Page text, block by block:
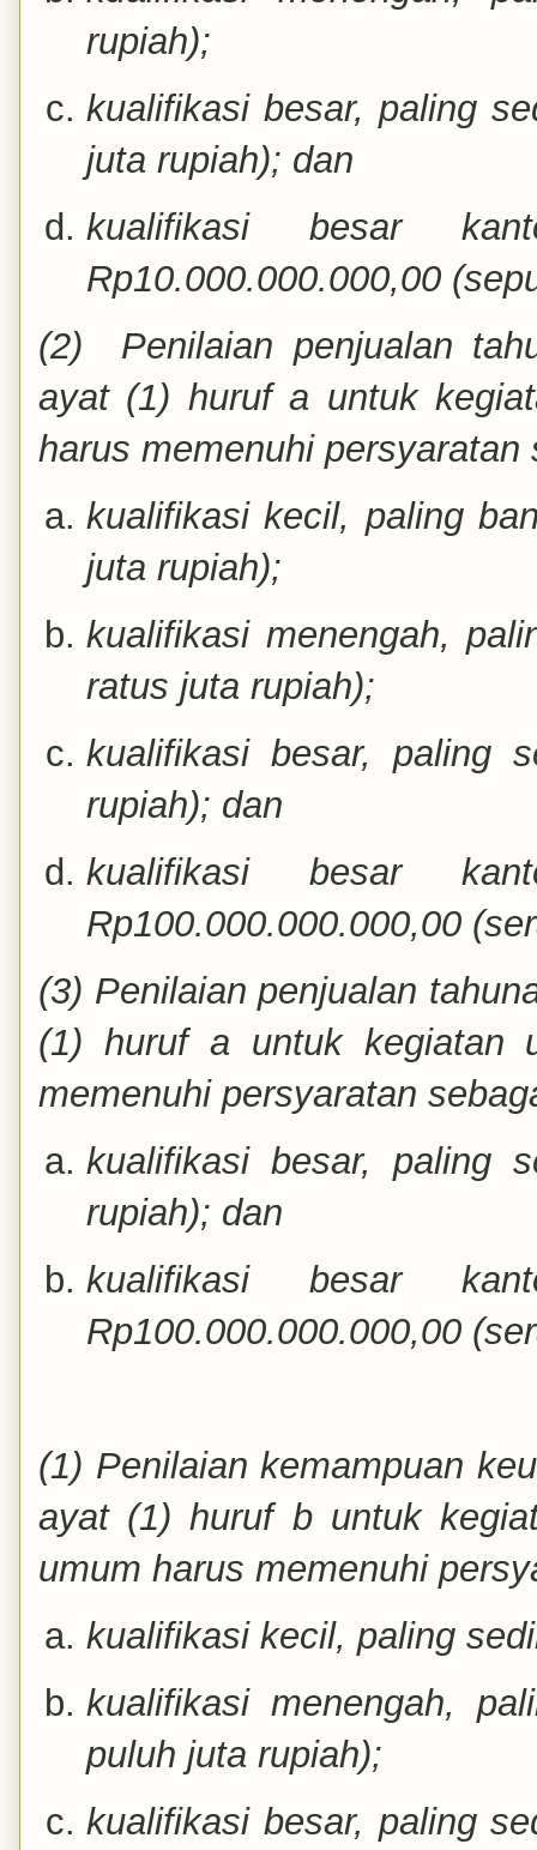
rupiah);
kualifikasi besar, paling
juta rupiah); dan
kualifikasi besar
Rp10.000.000.000,00
(2) Penilaian penjualan
ayat (1) huruf a untuk
harus memenuhi persyaratan
kualifikasi kecil, paling
juta rupiah);
kualifikasi menengah,
ratus juta rupiah);
kualifikasi besar, paling
rupiah); dan
kualifikasi besar
Rp100.000.000.000,00
(3) Penilaian penjualan
(1) huruf a untuk kegiatan
memenuhi persyaratan
kualifikasi besar, paling
rupiah); dan
kualifikasi besar
Rp100.000.000.000,00
(1) Penilaian kemampuan
ayat (1) huruf b untuk
umum harus memenuhi
kualifikasi kecil, paling
kualifikasi menengah,
puluh juta rupiah);
kualifikasi besar, paling